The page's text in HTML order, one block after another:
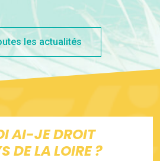
les actualités
AI-JE DROIT
DE LA LOIRE ?